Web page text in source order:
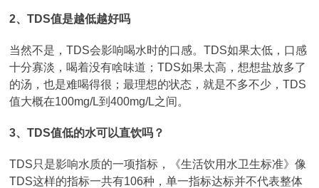
2、TDS值是越低越好吗
当然不是，TDS会影响喝水时的口感。TDS如果太低，口感
十分寡淡，喝着没有啥味道；TDS如果太高，想想盐放多了
的汤，也是难喝得很；最理想的状态，就是不多不少，TDS
值大概在100mg/L到400mg/L之间。
3、TDS值低的水可以直饮吗？
TDS只是影响水质的一项指标，《生活饮用水卫生标准》像
TDS这样的指标一共有106种，单一指标达标并不代表整体